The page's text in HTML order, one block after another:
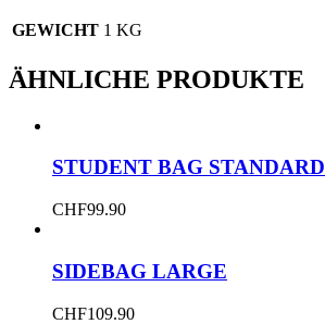
GEWICHT 1 KG
ÄHNLICHE PRODUKTE
STUDENT BAG STANDARD
CHF99.90
SIDEBAG LARGE
CHF109.90